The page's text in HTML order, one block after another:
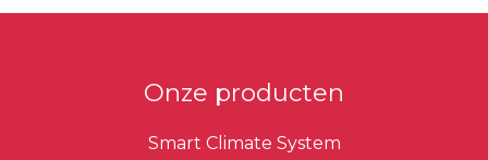
Onze producten
Smart Climate System